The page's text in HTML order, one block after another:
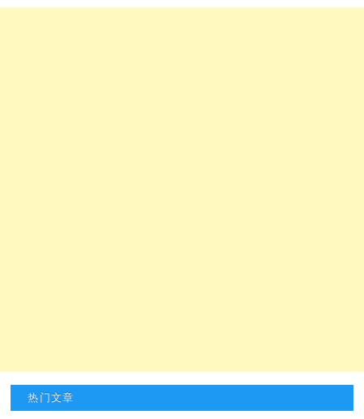
热门文章